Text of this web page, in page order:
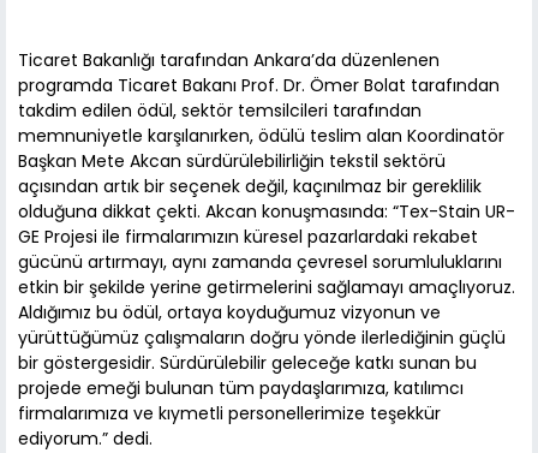
Ticaret Bakanlığı tarafından Ankara’da düzenlenen
programda Ticaret Bakanı Prof. Dr. Ömer Bolat tarafından
takdim edilen ödül, sektör temsilcileri tarafından
memnuniyetle karşılanırken, ödülü teslim alan Koordinatör
Başkan Mete Akcan sürdürülebilirliğin tekstil sektörü
açısından artık bir seçenek değil, kaçınılmaz bir gereklilik
olduğuna dikkat çekti. Akcan konuşmasında: “Tex-Stain UR-
GE Projesi ile firmalarımızın küresel pazarlardaki rekabet
gücünü artırmayı, aynı zamanda çevresel sorumluluklarını
etkin bir şekilde yerine getirmelerini sağlamayı amaçlıyoruz.
Aldığımız bu ödül, ortaya koyduğumuz vizyonun ve
yürüttüğümüz çalışmaların doğru yönde ilerlediğinin güçlü
bir göstergesidir. Sürdürülebilir geleceğe katkı sunan bu
projede emeği bulunan tüm paydaşlarımıza, katılımcı
firmalarımıza ve kıymetli personellerimize teşekkür
ediyorum.” dedi.